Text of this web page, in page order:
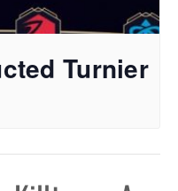
Turnier